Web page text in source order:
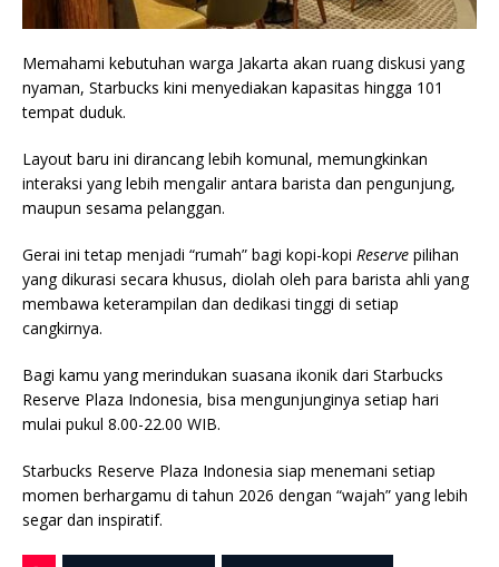
Memahami kebutuhan warga Jakarta akan ruang diskusi yang
nyaman, Starbucks kini menyediakan kapasitas hingga 101
tempat duduk.
Layout baru ini dirancang lebih komunal, memungkinkan
interaksi yang lebih mengalir antara barista dan pengunjung,
maupun sesama pelanggan.
Gerai ini tetap menjadi “rumah” bagi kopi-kopi Reserve pilihan
yang dikurasi secara khusus, diolah oleh para barista ahli yang
membawa keterampilan dan dedikasi tinggi di setiap
cangkirnya.
Bagi kamu yang merindukan suasana ikonik dari Starbucks
Reserve Plaza Indonesia, bisa mengunjunginya setiap hari
mulai pukul 8.00-22.00 WIB.
Starbucks Reserve Plaza Indonesia siap menemani setiap
momen berhargamu di tahun 2026 dengan “wajah” yang lebih
segar dan inspiratif.